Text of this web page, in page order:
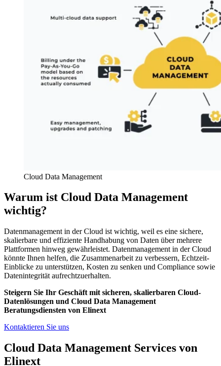
Cloud Data Management
Warum ist Cloud Data Management
wichtig?
Datenmanagement in der Cloud ist wichtig, weil es eine sichere,
skalierbare und effiziente Handhabung von Daten über mehrere
Plattformen hinweg gewährleistet. Datenmanagement in der Cloud
könnte Ihnen helfen, die Zusammenarbeit zu verbessern, Echtzeit-
Einblicke zu unterstützen, Kosten zu senken und Compliance sowie
Datenintegrität aufrechtzuerhalten.
Steigern Sie Ihr Geschäft mit sicheren, skalierbaren Cloud-
Datenlösungen und Cloud Data Management
Beratungsdiensten von Elinext
Kontaktieren Sie uns
Cloud Data Management Services von
Elinext